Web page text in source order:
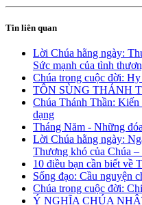
Tin liên quan
Lời Chúa hằng ngày:
Sức mạnh của tình
Chúa trong cuộc đời:
TÔN SÙNG THÁNH
Chúa Thánh Thần: Kiến
dạng
Tháng Năm - Những
Lời Chúa hằng ngày:
Thương khó của Chúa
10 điều bạn cần biết về
Sống đạo: Cầu nguyện
Chúa trong cuộc đời:
Ý NGHĨA CHÚA